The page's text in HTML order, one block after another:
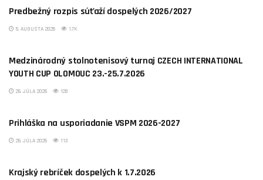
Predbežný rozpis súťaží dospelých 2026/2027
5. AUGUSTA 2026 1.7K
Medzinárodný stolnotenisový turnaj CZECH INTERNATIONAL
YOUTH CUP OLOMOUC 23.-25.7.2026
26. JÚLA 2026 128
Prihláška na usporiadanie VSPM 2026-2027
26. JÚLA 2026 113
Krajský rebríček dospelých k 1.7.2026